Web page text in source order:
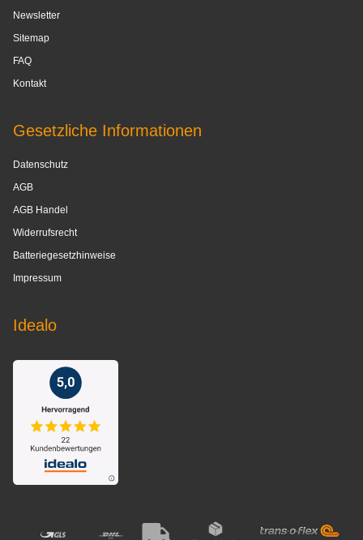
Newsletter
Sitemap
FAQ
Kontakt
Gesetzliche Informationen
Datenschutz
AGB
AGB Handel
Widerrufsrecht
Batteriegesetzhinweise
Impressum
Idealo